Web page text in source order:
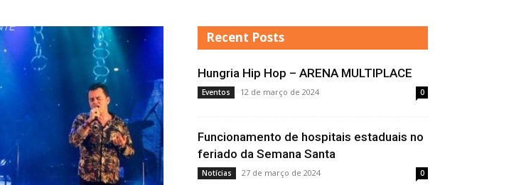
Recent Posts
Hungria Hip Hop – ARENA MULTIPLACE
Eventos 12 de março de 2024 0
Funcionamento de hospitais estaduais no
feriado da Semana Santa
Notícias 27 de março de 2024 0